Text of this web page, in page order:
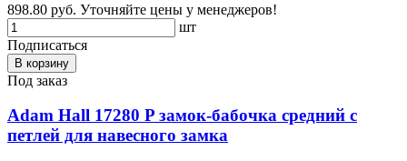
898.80 руб. Уточняйте цены у менеджеров!
шт
Подписаться
В корзину
Под заказ
Adam Hall 17280 P замок-бабочка средний с
петлей для навесного замка